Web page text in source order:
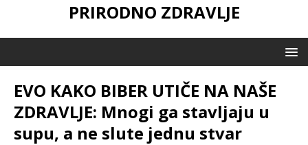
PRIRODNO ZDRAVLJE
EVO KAKO BIBER UTIČE NA NAŠE
ZDRAVLJE: Mnogi ga stavljaju u
supu, a ne slute jednu stvar